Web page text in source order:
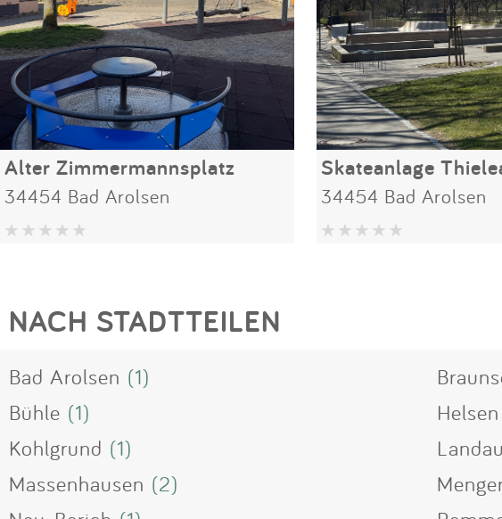
Alter Zimmermannsplatz
34454 Bad Arolsen
Skateanlage
34454 Bad Arolsen
NACH STADTTEILEN
Bad Arolsen (1)
Bühle (1) Helsen
Kohlgrund (1) Landau
Massenhausen (2)